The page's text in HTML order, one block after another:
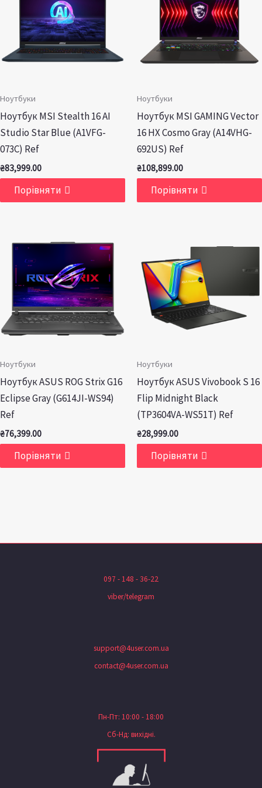
Ноутбуки
Ноутбук MSI Stealth 16 AI
Studio Star Blue (A1VFG-
073C) Ref
₴83,999.00
Порівняти
Ноутбуки
Ноутбук MSI GAMING Vector
16 HX Cosmo Gray (A14VHG-
692US) Ref
₴108,899.00
Порівняти
Ноутбуки
Ноутбук ASUS ROG Strix G16
Eclipse Gray (G614JI-WS94)
Ref
₴76,399.00
Порівняти
Ноутбуки
Ноутбук ASUS Vivobook S 16
Flip Midnight Black
(TP3604VA-WS51T) Ref
₴28,999.00
Порівняти
097 - 148 - 36-22
viber/telegram
support@4user.com.ua
contact@4user.com.ua
Пн-Пт: 10:00 - 18:00
Сб-Нд: вихідні.